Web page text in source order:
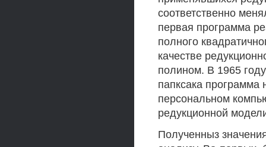
соответственно
первая программа
полного
качестве
полином. В 1965
папксака
персональном
редукционной
Полученныз